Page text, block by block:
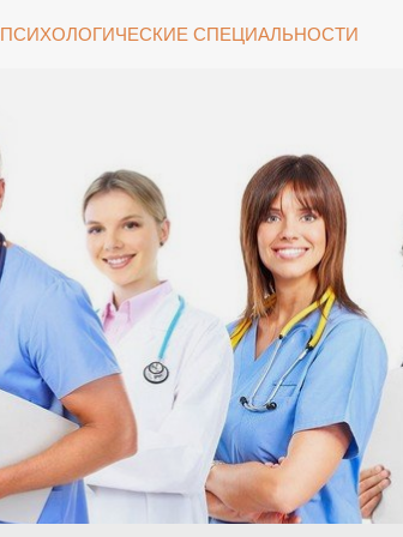
ПСИХОЛОГИЧЕСКИЕ СПЕЦИАЛЬНОСТИ